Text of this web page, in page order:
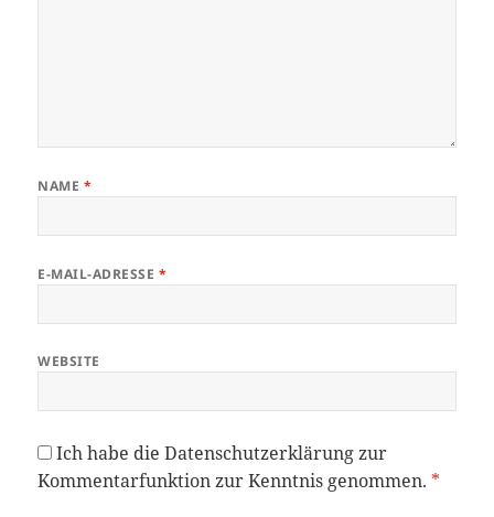
NAME *
E-MAIL-ADRESSE *
WEBSITE
Ich habe dieDatenschutzerklärungzur
Kommentarfunktion zur Kenntnis genommen. *